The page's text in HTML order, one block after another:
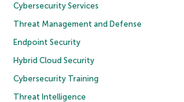
Cybersecurity Services
Threat Management and Defense
Endpoint Security
Hybrid Cloud Security
Cybersecurity Training
Threat Intelligence